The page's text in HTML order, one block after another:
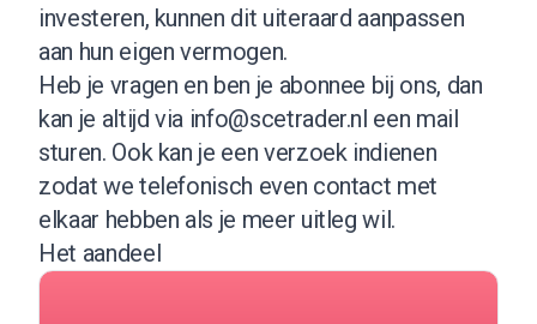
investeren, kunnen dit uiteraard aanpassen
aan hun eigen vermogen.
Heb je vragen en ben je abonnee bij ons, dan
kan je altijd via info@scetrader.nl een mail
sturen. Ook kan je een verzoek indienen
zodat we telefonisch even contact met
elkaar hebben als je meer uitleg wil.
Het aandeel